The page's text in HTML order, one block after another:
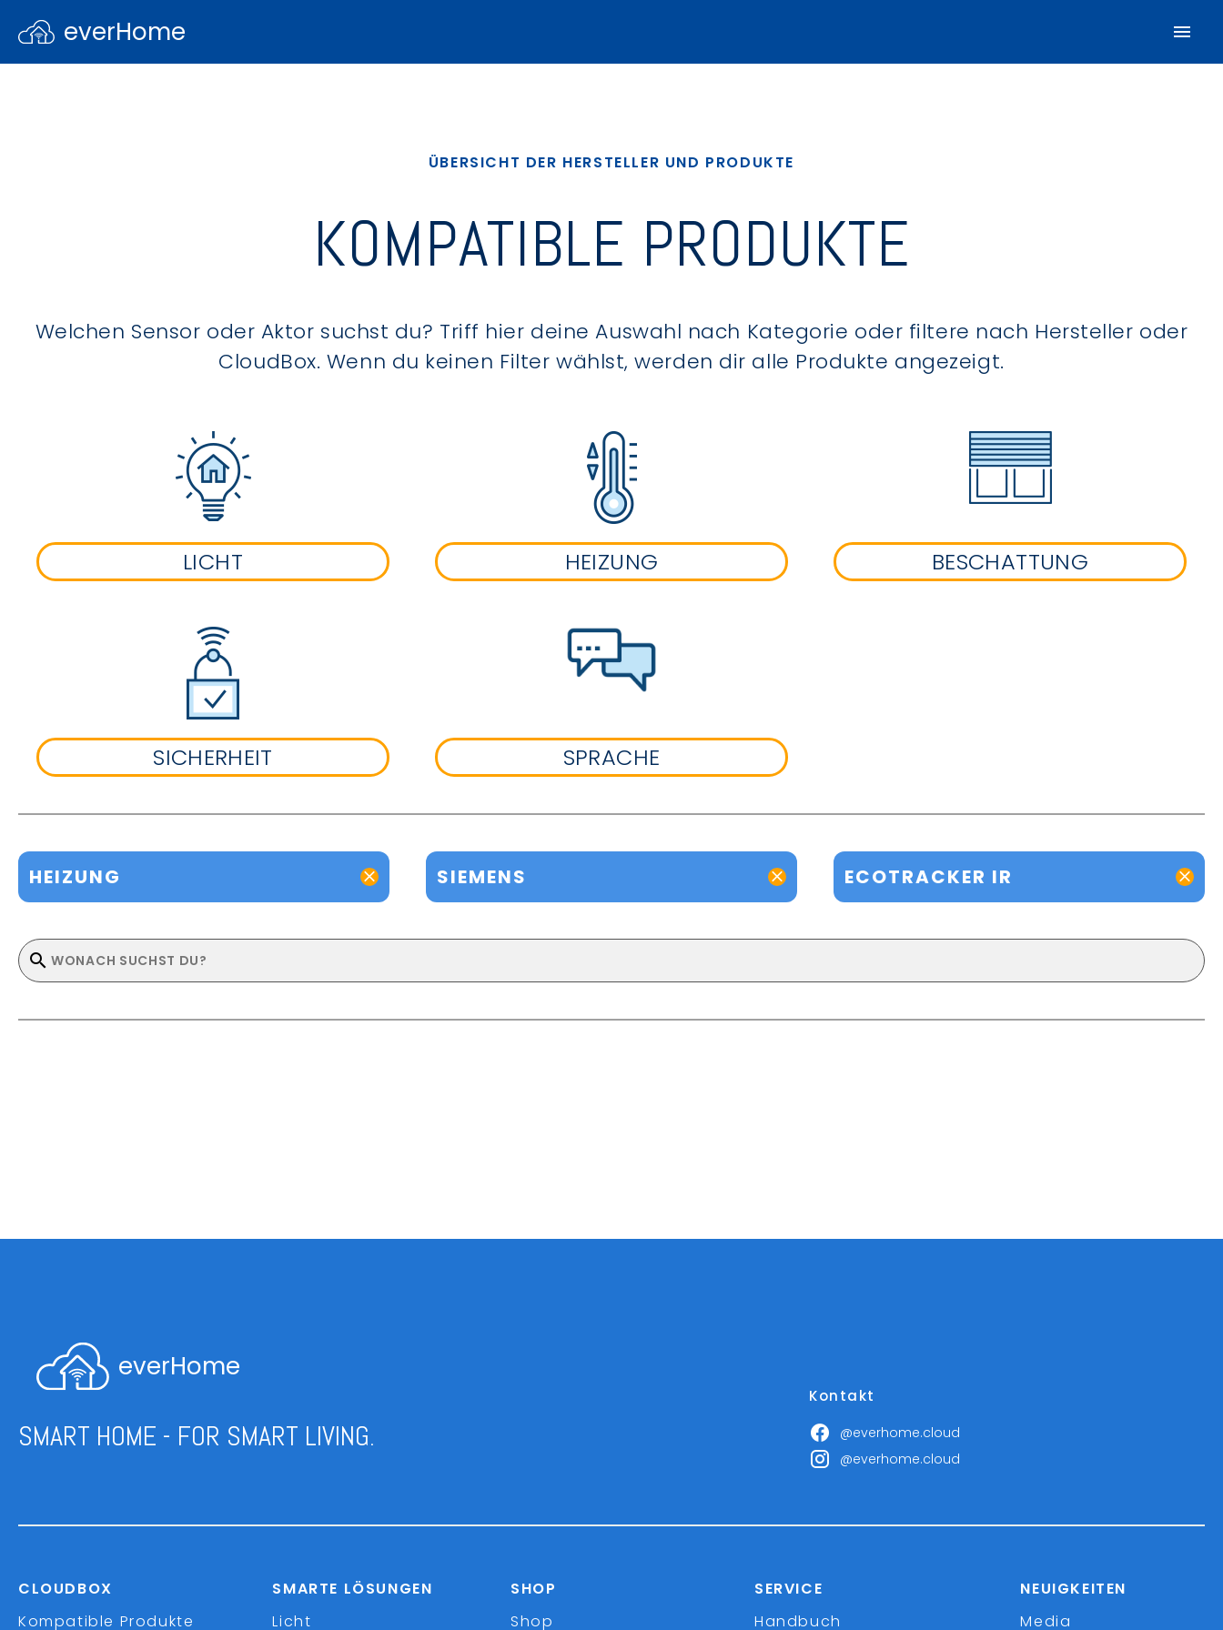
everHome
ÜBERSICHT DER HERSTELLER UND PRODUKTE
KOMPATIBLE PRODUKTE
Welchen Sensor oder Aktor suchst du? Triff hier deine Auswahl nach Kategorie oder filtere nach Hersteller oder
CloudBox. Wenn du keinen Filter wählst, werden dir alle Produkte angezeigt.
LICHT HEIZUNG BESCHATTUNG
SICHERHEIT SPRACHE
HEIZUNG SIEMENS ECOTRACKER IR
everHome
SMART HOME - FOR SMART LIVING.
Kontakt
@everhome.cloud
@everhome.cloud
CLOUDBOX
Kompatible Produkte
SMARTE LÖSUNGEN
Licht
SHOP
Shop
SERVICE
Handbuch
NEUIGKEITEN
Media